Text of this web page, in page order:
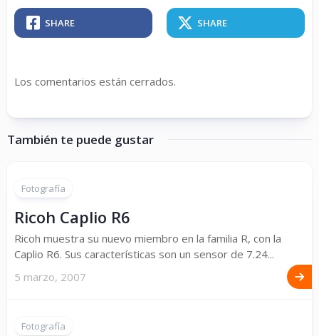
SHARE SHARE
Los comentarios están cerrados.
También te puede gustar
Fotografía
Ricoh Caplio R6
Ricoh muestra su nuevo miembro en la familia R, con la
Caplio R6. Sus características son un sensor de 7.24...
5 marzo, 2007
Fotografía